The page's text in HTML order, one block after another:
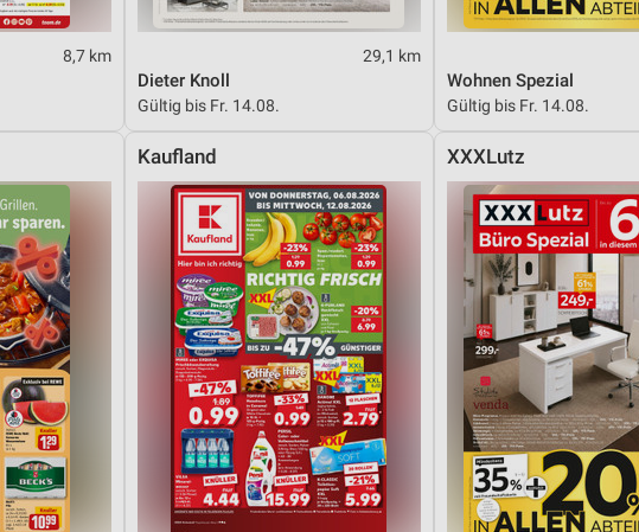
8,7 km 29,1 km
Dieter Knoll
Gültig bis Fr. 14.08.
Wohnen Spezial
Gültig bis Fr. 14.08.
Kaufland XXXLutz
personalisierter Inhalte
oder Kombinationen von Daten aus verschiedenen
Angebote
Auswahl von Inhalten
Informationen identifizieren